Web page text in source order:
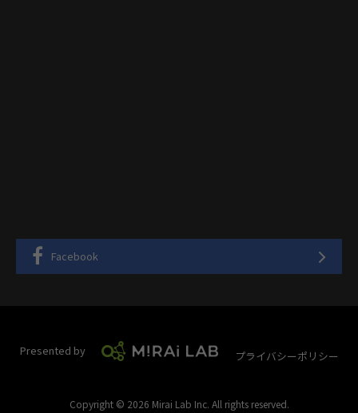
Facebook
Presented by プライバシーポリシー
Copyright © 2026 Mirai Lab Inc. All rights reserved.